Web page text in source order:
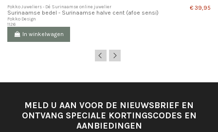
Fokko Juweliers - Dé Surinaamse online juwelier
Surinaamse bedel - Surinaamse halve cent (afoe sensi)
Fokko Design
1126
€ 39,95
In winkelwagen
MELD U AAN VOOR DE NIEUWSBRIEF EN
ONTVANG SPECIALE KORTINGSCODES EN
AANBIEDINGEN